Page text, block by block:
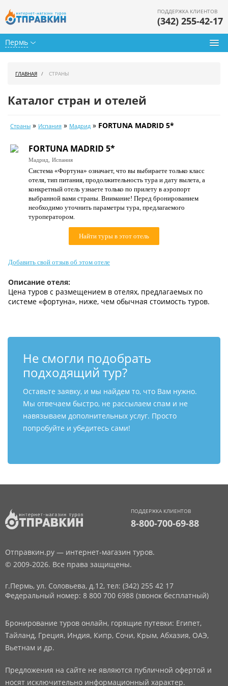
Пермь
ПОДДЕРЖКА КЛИЕНТОВ
(342) 255-42-17
Календарь туров
Цены дня
Страны
Как купить
О нас
ГЛАВНАЯ СТРАНЫ
Каталог стран и отелей
Страны » Испания » Мадрид » FORTUNA MADRID 5*
FORTUNA MADRID 5*
Мадрид, Испания
Система «Фортуна» означает, что вы выбираете только класс
отеля, тип питания, продолжительность тура и дату вылета, а
конкретный отель узнаете только по прилету в аэропорт
выбранной вами страны. Внимание! Перед бронированием
необходимо уточнить параметры тура, предлагаемого
туроператором.
Найти туры в этот отель
Добавить свой отзыв об этом отеле
Описание отеля:
Цена туров c размещением в отелях, предлагаемых по
системе «фортуна», ниже, чем обычная стоимость туров.
Не смогли подобрать
подходящий тур?
Оставьте заявку, и мы найдем то, что Вам нужно.
Мы отвечаем быстро, не рассылаем спам и не
навязываем дополнительных услуг. Просто
попробуйте и убедитесь сами!
ПОДДЕРЖКА КЛИЕНТОВ
8-800-700-69-88
Отправкин.ру — интернет-магазин туров.
© 2009-2026. Все права защищены.
г.Пермь, ул. Соловьева, д.12, тел: (342) 255 42 17
Федеральный номер: 8 800 700 6988 (звонок бесплатный)
Бронирование туров онлайн, горящие путевки: Египет,
Тайланд, Греция, Индия, Кипр, Сочи, Крым, Абхазия, ОАЭ,
Вьетнам и др.
Предложения на сайте не являются публичной офертой и
носят исключительно информационный характер.